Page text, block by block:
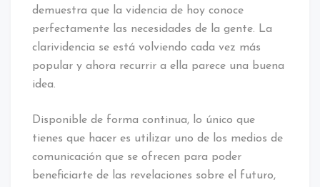
demuestra que la videncia de hoy conoce
perfectamente las necesidades de la gente. La
clarividencia se está volviendo cada vez más
popular y ahora recurrir a ella parece una buena
idea.
Disponible de forma continua, lo único que
tienes que hacer es utilizar uno de los medios de
comunicación que se ofrecen para poder
beneficiarte de las revelaciones sobre el futuro,